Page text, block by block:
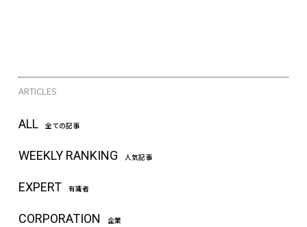
ARTICLES
ALL 全ての記事
WEEKLY RANKING 人気記事
EXPERT 有識者
CORPORATION 企業